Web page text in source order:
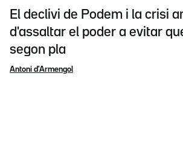
El declivi de Podem i la crisi
d'assaltar el poder a evitar
segon pla
Antoni d'Armengol